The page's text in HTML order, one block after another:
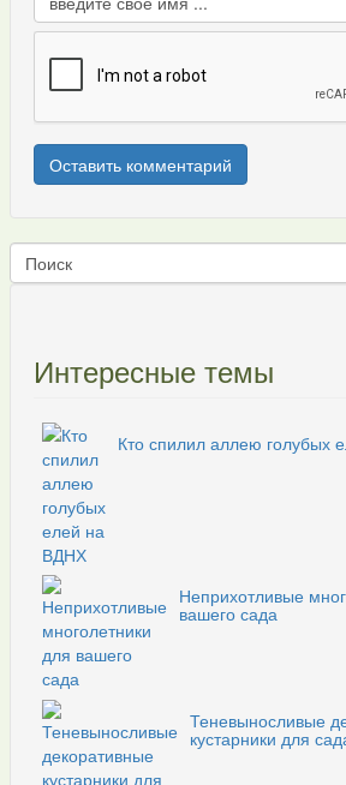
Интересные темы
Кто спилил аллею голубых
Неприхотливые
вашего сада
Теневыносливые
кустарники для